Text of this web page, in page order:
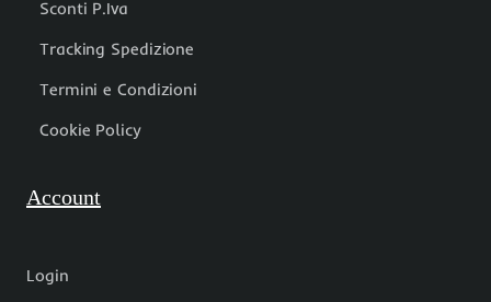
Sconti P.Iva
Tracking Spedizione
Termini e Condizioni
Cookie Policy
Account
Login